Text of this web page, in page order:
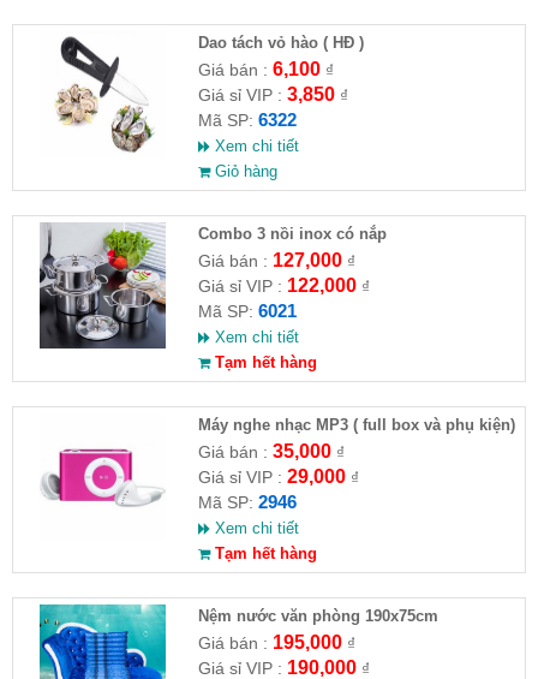
Dao tách vỏ hào ( HĐ )
Giá bán : 6,100₫
Giá sỉ VIP : 3,850₫
Mã SP: 6322
Xem chi tiết
Giỏ hàng
Combo 3 nồi inox có nắp
Giá bán : 127,000₫
Giá sỉ VIP : 122,000₫
Mã SP: 6021
Xem chi tiết
Tạm hết hàng
Máy nghe nhạc MP3 ( full box và phụ kiện)
Giá bán : 35,000₫
Giá sỉ VIP : 29,000₫
Mã SP: 2946
Xem chi tiết
Tạm hết hàng
Nệm nước văn phòng 190x75cm
Giá bán : 195,000₫
Giá sỉ VIP : 190,000₫